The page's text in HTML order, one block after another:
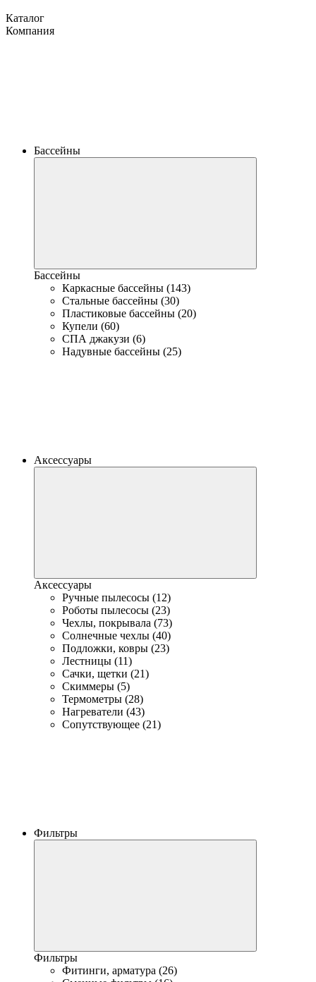
Каталог
Компания
Бассейны
Бассейны
Каркасные бассейны (143)
Стальные бассейны (30)
Пластиковые бассейны (20)
Купели (60)
СПА джакузи (6)
Надувные бассейны (25)
Аксессуары
Аксессуары
Ручные пылесосы (12)
Роботы пылесосы (23)
Чехлы, покрывала (73)
Солнечные чехлы (40)
Подложки, ковры (23)
Лестницы (11)
Сачки, щетки (21)
Скиммеры (5)
Термометры (28)
Нагреватели (43)
Сопутствующее (21)
Фильтры
Фильтры
Фитинги, арматура (26)